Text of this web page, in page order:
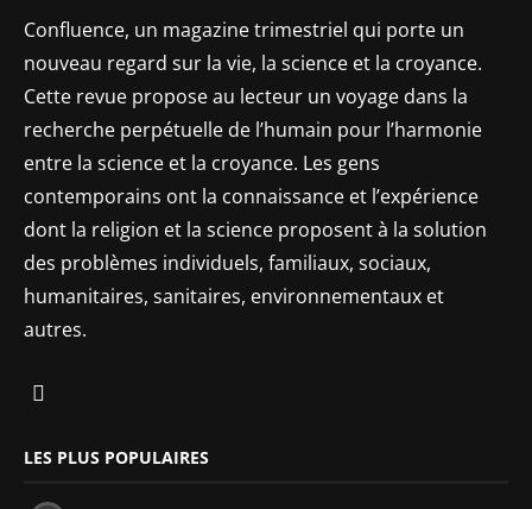
Confluence, un magazine trimestriel qui porte un
nouveau regard sur la vie, la science et la croyance.
Cette revue propose au lecteur un voyage dans la
recherche perpétuelle de l’humain pour l’harmonie
entre la science et la croyance. Les gens
contemporains ont la connaissance et l’expérience
dont la religion et la science proposent à la solution
des problèmes individuels, familiaux, sociaux,
humanitaires, sanitaires, environnementaux et
autres.
LES PLUS POPULAIRES